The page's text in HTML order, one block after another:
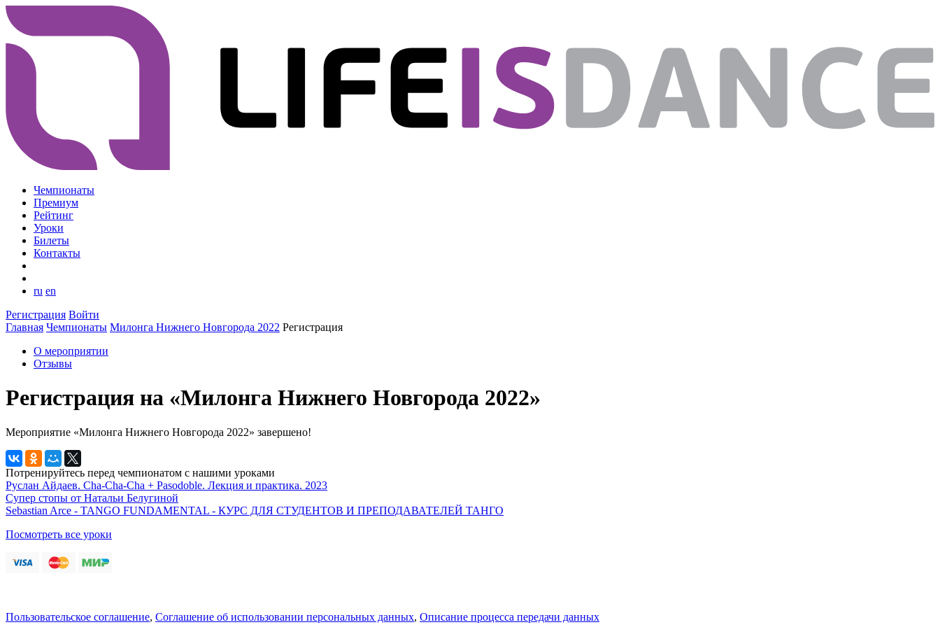
Чемпионаты
Премиум
Рейтинг
Уроки
Билеты
Контакты
ru en
Регистрация Войти
Главная Чемпионаты Милонга Нижнего Новгорода 2022 Регистрация
О мероприятии
Отзывы
Регистрация на «Милонга Нижнего Новгорода 2022»
Мероприятие «Милонга Нижнего Новгорода 2022» завершено!
Потренируйтесь перед чемпионатом с нашими уроками
Руслан Айдаев. Cha-Cha-Cha + Pasodoble. Лекция и практика. 2023
Супер стопы от Натальи Белугиной
Sebastian Arce - TANGO FUNDAMENTAL - КУРС ДЛЯ СТУДЕНТОВ И ПРЕПОДАВАТЕЛЕЙ ТАНГО
Посмотреть все уроки
Пользовательское соглашение, Соглашение об использовании персональных данных, Описание процесса передачи данных